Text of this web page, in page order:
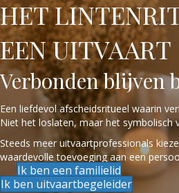
HET
EEN UITVAART
Verbonden blijven
Een liefdevol afscheidsritueel waarin
Niet het loslaten, maar het symbolisch
Steeds meer uitvaartprofessionals
waardevolle toevoeging aan een
Ik ben een familielid
Ik ben uitvaartbegeleider